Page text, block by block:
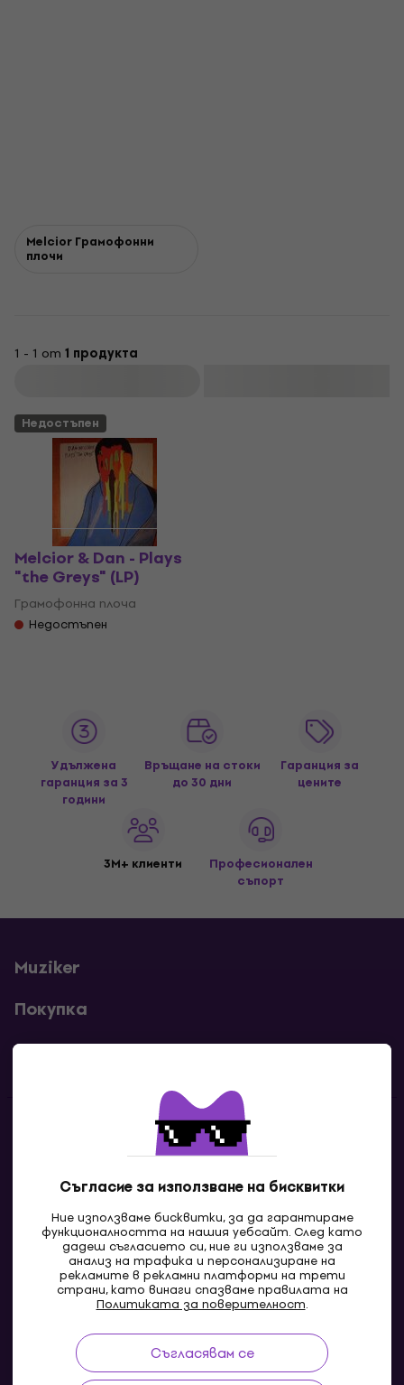
Съгласие за използване на бисквитки
Ние използваме бисквитки, за да гарантираме
функционалността на нашия уебсайт. След като
дадеш съгласието си, ние ги използваме за
анализ на трафика и персонализиране на
рекламите в рекламни платформи на трети
страни, като винаги спазваме правилата на
Политиката за поверителност.
Съгласявам се
Melcior Грамофонни
плочи
1 - 1 от 1 продукта
Недостъпен
Melcior & Dan - Plays
"the Greys" (LP)
Грамофонна плоча
Недостъпен
Удължена
гаранция за 3
години
Връщане на стоки
до 30 дни
Гаранция за
цените
3M+ клиенти
Професионален
съпорт
Muziker
Покупка
Полезни линкове
Контакти
MK